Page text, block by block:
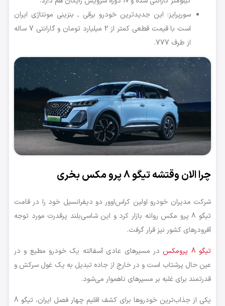
سورپرایز: این جدیدترین خودرو برقی ـ بنزینی مونتاژی ایران
است با قیمت قطعی کمتر از 2 میلیارد تومان و گارانتی 7 ساله
از طرف 777.
چرا الان وقتشه تیگو 8 پرو مکس بخری
شرکت مدیران خودرو اولین کراس‌اوور دو دیفرانسیل خود را در قامت
تیگو 8 پرو مکس روانه بازار کرد و این شاسی‌بلند پرقدرت مورد توجه
آفرودرهای کشور نیز قرار گرفت.
تیگو 8 پرومکس
در مسیرهای عادی آسفالته یک خودرو مطیع و در
عین حال پرشتاب است و در خارج از جاده تبدیل به یک غول سرکش و
قدرتمند برای غلبه بر مسیرهای ناهموار می‌شود.
یکی از جذاب‌ترین خودروها برای کشف اقلیم چهار فصل ایران، تیگو 8